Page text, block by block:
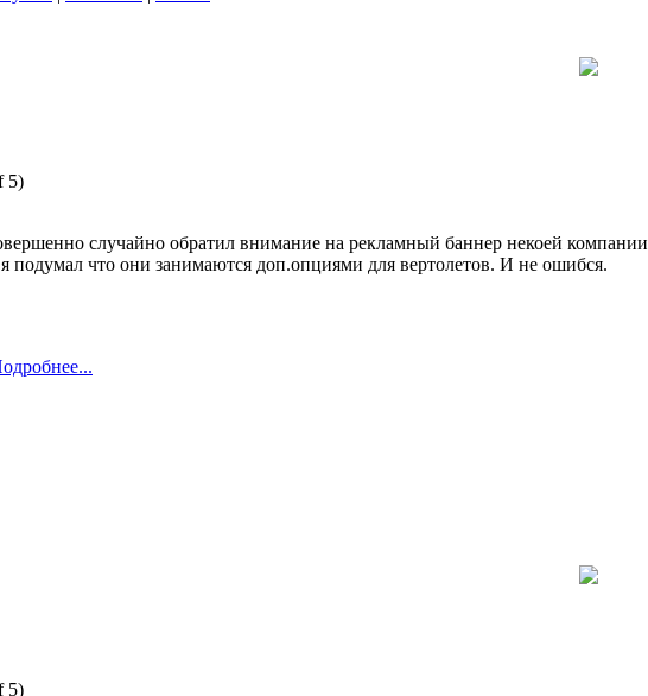
5)
случайно обратил внимание на рекламный баннер некоей компании
подумал что они занимаются доп.опциями для вертолетов. И не ошибся.
5)